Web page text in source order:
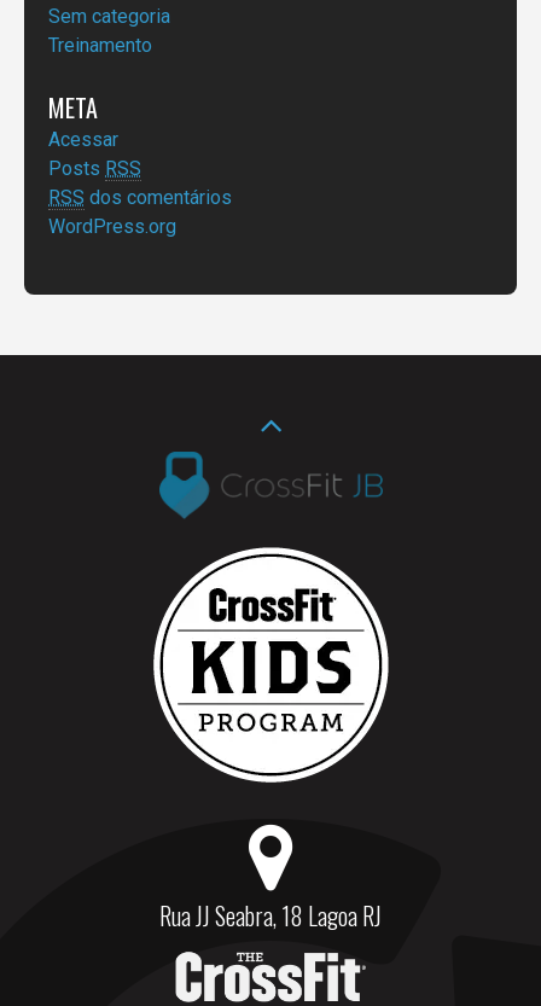
Sem categoria
Treinamento
META
Acessar
Posts RSS
RSS dos comentários
WordPress.org
Rua JJ Seabra, 18 Lagoa RJ